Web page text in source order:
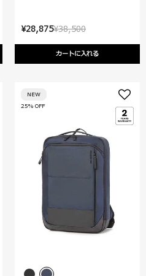
¥38,500
¥28,875
カートに入れる
25% OFF
NEW